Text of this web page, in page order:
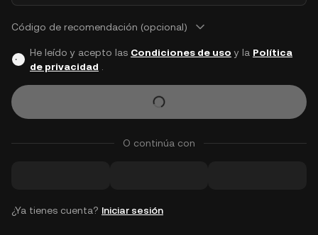
Código de recomendación (opcional)
He leído y acepto las Condiciones de uso y la Política
de privacidad
O continúa con
¿Ya tienes cuenta? Iniciar sesión